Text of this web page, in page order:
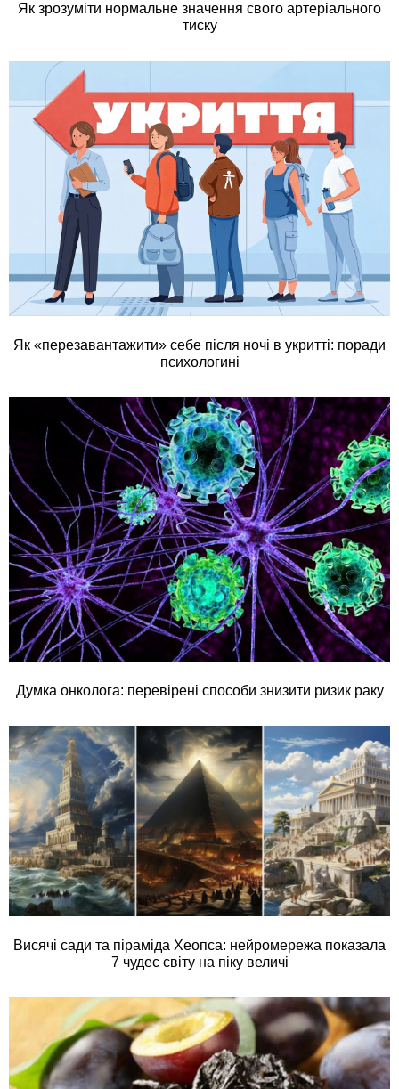
Як зрозуміти нормальне значення свого артеріального
тиску
Як «перезавантажити» себе після ночі в укритті: поради
психологині
Думка онколога: перевірені способи знизити ризик раку
Висячі сади та піраміда Хеопса: нейромережа показала
7 чудес світу на піку величі